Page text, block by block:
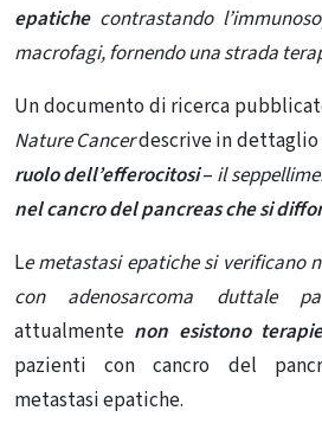
epatichecontrastando
macrofagi, fornendo una strada
Un documento di ricerca
Nature Cancerdescrive in dettaglio
ruolo dell’efferocitosi– il
nel cancro del pancreas che si
Le metastasi epatiche si verificano
con adenosarcoma duttale
attualmente non esistono
pazienti con cancro del
metastasi epatiche.